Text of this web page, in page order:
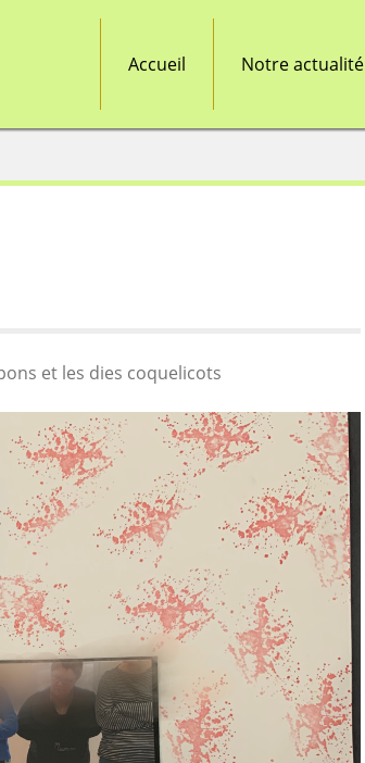
Accueil Notre actualité
et les dies coquelicots